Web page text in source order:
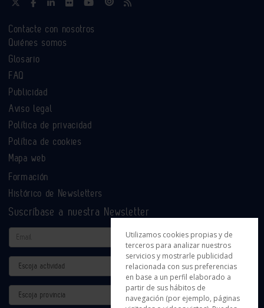
Contacte con nosotros
Quiénes somos
Glosario
FAQ
Publicidad
Aviso legal
Política de privacidad
Política de cookies
Mapa web
Formación
Histórico de Newsletters
Suscríbase a nuestra Newsletter
Email
Actividad
Provincia
Utilizamos cookies propias y de
terceros para analizar nuestros
servicios y mostrarle publicidad
relacionada con sus preferencias
en base a un perfil elaborado a
partir de sus hábitos de
navegación (por ejemplo, páginas